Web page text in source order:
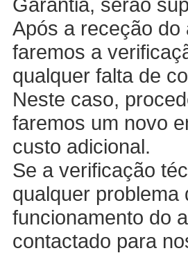
Após a receção
faremos a
qualquer falta de
Neste caso,
faremos um novo
custo adicional.
Se a verificação
qualquer
funcionamento do
contactado para